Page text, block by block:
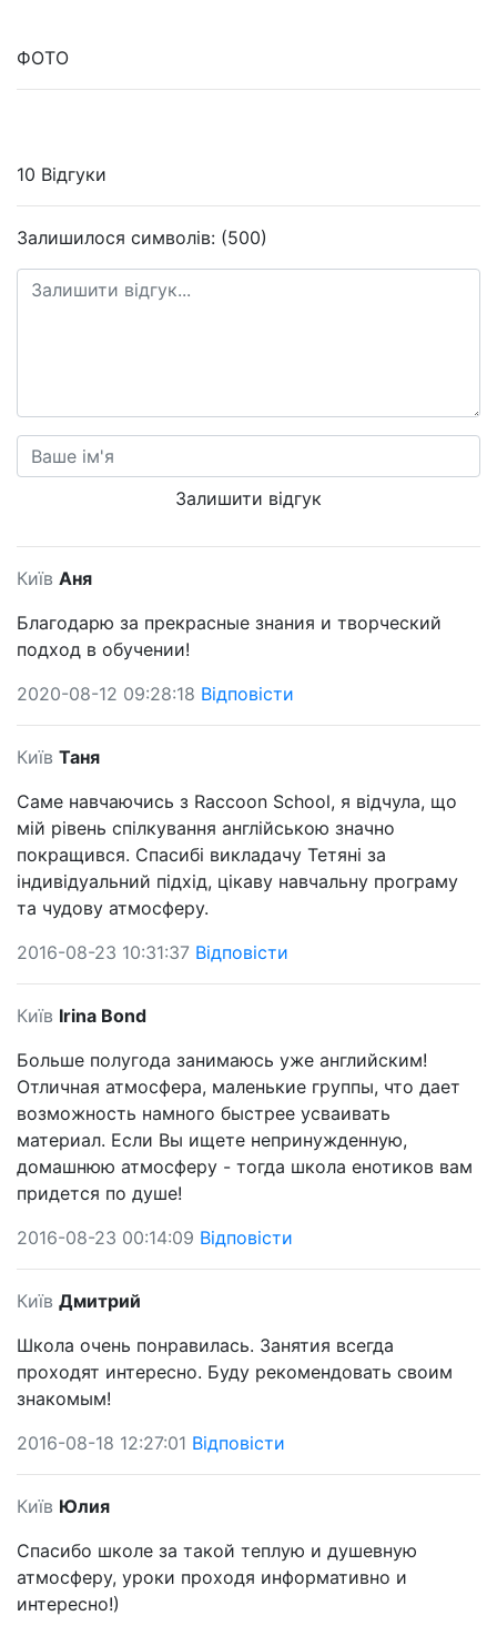
ФОТО
10 Відгуки
Залишилося символів: (500)
Залишити відгук
Київ Аня
Благодарю за прекрасные знания и творческий
подход в обучении!
2020-08-12 09:28:18 Відповісти
Київ Таня
Саме навчаючись з Raccoon School, я відчула, що
мій рівень спілкування англійською значно
покращився. Спасибі викладачу Тетяні за
індивідуальний підхід, цікаву навчальну програму
та чудову атмосферу.
2016-08-23 10:31:37 Відповісти
Київ Irina Bond
Больше полугода занимаюсь уже английским!
Отличная атмосфера, маленькие группы, что дает
возможность намного быстрее усваивать
материал. Если Вы ищете непринужденную,
домашнюю атмосферу - тогда школа енотиков вам
придется по душе!
2016-08-23 00:14:09 Відповісти
Київ Дмитрий
Школа очень понравилась. Занятия всегда
проходят интересно. Буду рекомендовать своим
знакомым!
2016-08-18 12:27:01 Відповісти
Київ Юлия
Спасибо школе за такой теплую и душевную
атмосферу, уроки проходя информативно и
интересно!)